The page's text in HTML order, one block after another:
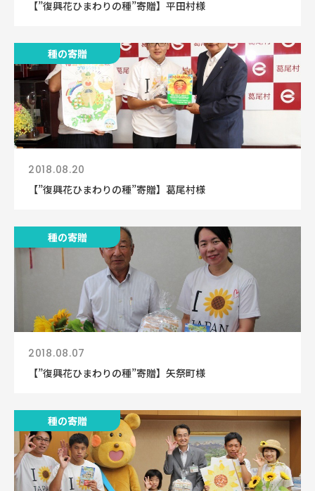
【”復興花ひまわりの種”寄贈】平田村様
種の寄贈
2018.08.20
【”復興花ひまわりの種”寄贈】葛尾村様
種の寄贈
2018.08.07
【”復興花ひまわりの種”寄贈】矢祭町様
種の寄贈